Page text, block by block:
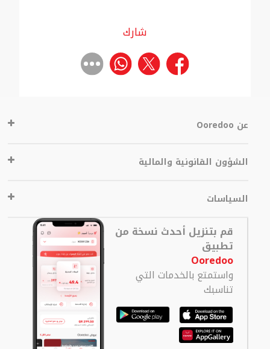
شارك
عن Ooredoo
الشؤون القانونية والمالية
السياسات
قم بتنزيل أحدث نسخة من
تطبيق
Ooredoo
واستمتع بالخدمات التي
تناسبك